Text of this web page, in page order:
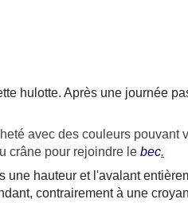
hulotte. Après une journée
avec des couleurs pouvant
crâne pour rejoindre le bec.
une hauteur et l'avalant
contrairement à une